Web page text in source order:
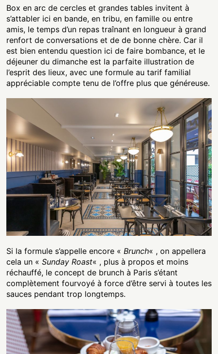
Box en arc de cercles et grandes tables invitent à
s’attabler ici en bande, en tribu, en famille ou entre
amis, le temps d’un repas traînant en longueur à grand
renfort de conversations et de de bonne chère. Car il
est bien entendu question ici de faire bombance, et le
déjeuner du dimanche est la parfaite illustration de
l’esprit des lieux, avec une formule au tarif familial
appréciable compte tenu de l’offre plus que généreuse.
Si la formule s’appelle encore « Brunch« , on appellera
cela un « Sunday Roast« , plus à propos et moins
réchauffé, le concept de brunch à Paris s’étant
complètement fourvoyé à force d’être servi à toutes les
sauces pendant trop longtemps.